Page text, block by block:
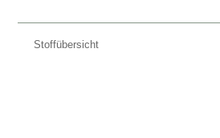
Stoffübersicht